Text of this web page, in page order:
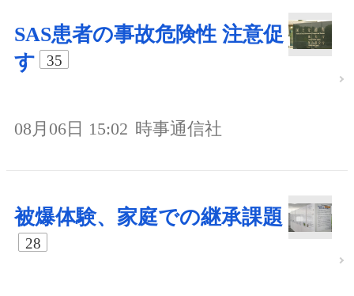
SAS患者の事故危険性 注意促
す
35
08月06日 15:02 時事通信社
被爆体験、家庭での継承課題
28